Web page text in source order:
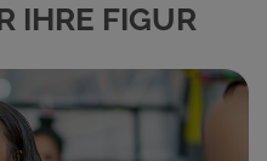
IHRE FIGUR